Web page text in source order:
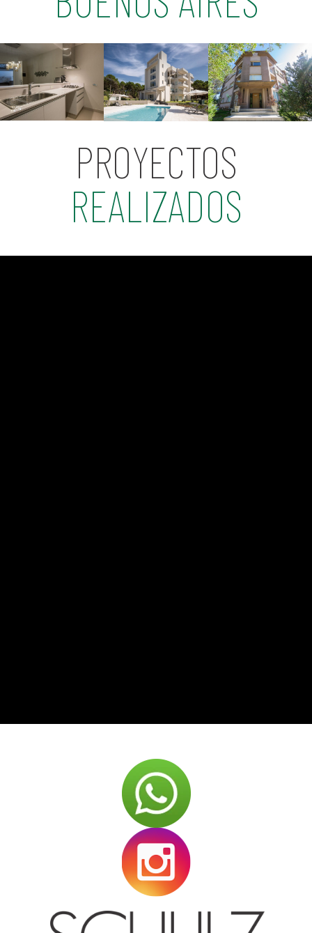
PROYECTOS
REALIZADOS